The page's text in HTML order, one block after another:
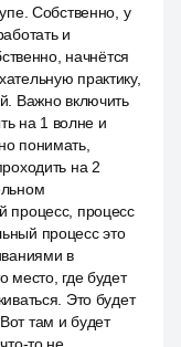
Собственно, у
и
начнётся
практику,
Важно включить
на 1 волне и
понимать,
на 2
процесс, процесс
процесс это
в
место, где будет
Это будет
там и будет